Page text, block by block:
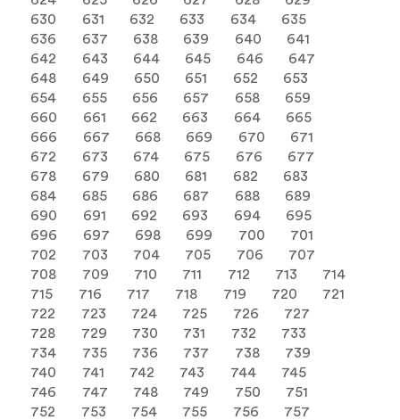
630
631 632 633 634
635
636
637 638 639 640
641
642
643 644 645 646
647
648
649 650 651 652
653
654
655 656 657 658
659
660
661 662 663 664
665
666
667 668 669 670
671
672
673 674 675 676
677
678
679 680 681 682
683
684
685 686 687 688
689
690
691 692 693 694
695
696
697 698 699 700
701
702
703 704 705 706
707
708
709 710 711 712 713
714
715
716 717 718 719 720
721
722
723 724 725 726
727
728
729 730 731 732
733
734
735 736 737 738
739
740
741 742 743 744
745
746
747 748 749 750
751
752
753 754 755 756
757